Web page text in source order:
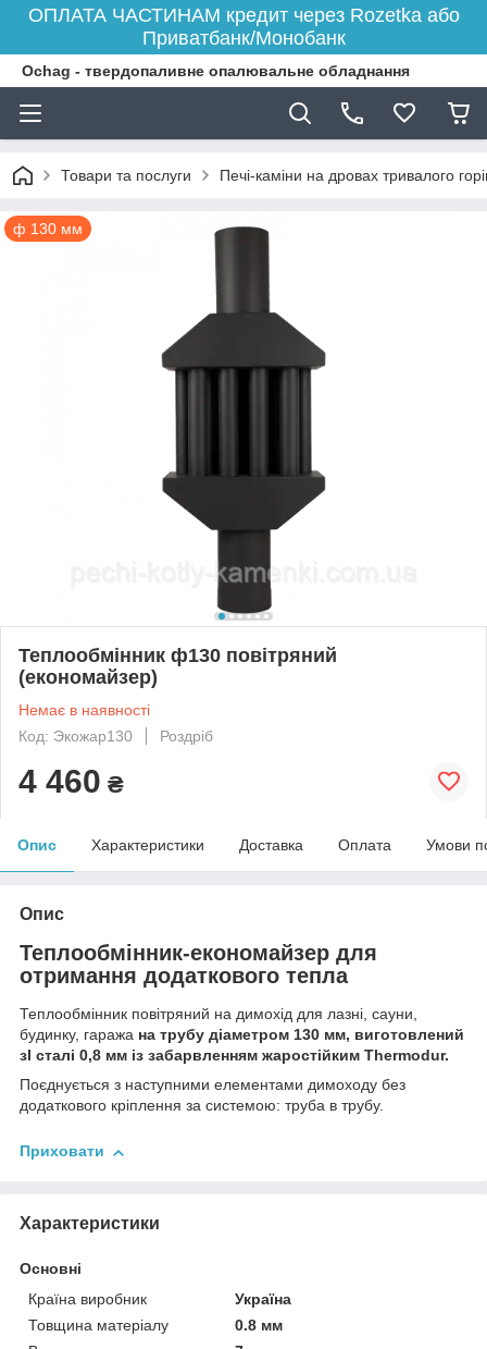
ОПЛАТА ЧАСТИНАМ кредит через Rozetka або
Приватбанк/Монобанк
Ochag - твердопаливне опалювальне обладнання
Товари та послуги Печі-каміни на дровах тривалого
ф 130 мм
Теплообмінник ф130 повітряний
(економайзер)
Немає в наявності
Код: Экожар130
Роздріб
4 460 ₴
Опис Характеристики Доставка Оплата Умови
Опис
Теплообмінник-економайзер для
отримання додаткового тепла
Теплообмінник повітряний на димохід для лазні, сауни,
будинку, гаража на трубу діаметром 130 мм, виготовлений
зІ сталі 0,8 мм із забарвленням жаростійким Thermodur.
Поєднується з наступними елементами димоходу без
додаткового кріплення за системою: труба в трубу.
Приховати
Характеристики
Основні
Країна виробник
Україна
Товщина матеріалу
0.8 мм